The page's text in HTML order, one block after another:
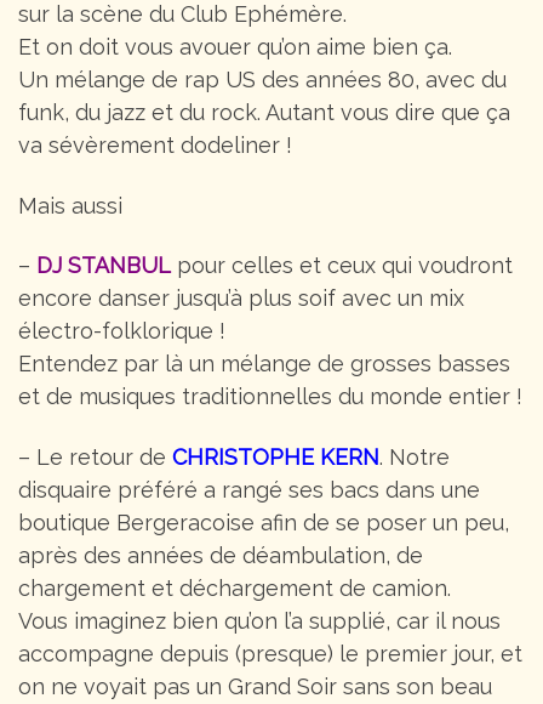
sur la scène du Club Ephémère.
Et on doit vous avouer qu’on aime bien ça.
Un mélange de rap US des années 80, avec du
funk, du jazz et du rock. Autant vous dire que ça
va sévèrement dodeliner !
Mais aussi
– DJ STANBULpour celles et ceux qui voudront
encore danser jusqu’à plus soif avec un mix
électro-folklorique !
Entendez par là un mélange de grosses basses
et de musiques traditionnelles du monde entier !
– Le retour de CHRISTOPHE KERN. Notre
disquaire préféré a rangé ses bacs dans une
boutique Bergeracoise afin de se poser un peu,
après des années de déambulation, de
chargement et déchargement de camion.
Vous imaginez bien qu’on l’a supplié, car il nous
accompagne depuis (presque) le premier jour, et
on ne voyait pas un Grand Soir sans son beau